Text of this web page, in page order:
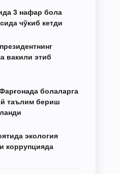
3 нафар бола
чўкиб кетди
вакили этиб
болаларга
таълим бериш
экология
коррупцияда